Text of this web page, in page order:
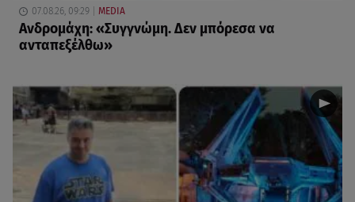
07.08.26, 09:29 MEDIA
Ανδρομάχη: «Συγγνώμη. Δεν μπόρεσα να
ανταπεξέλθω»